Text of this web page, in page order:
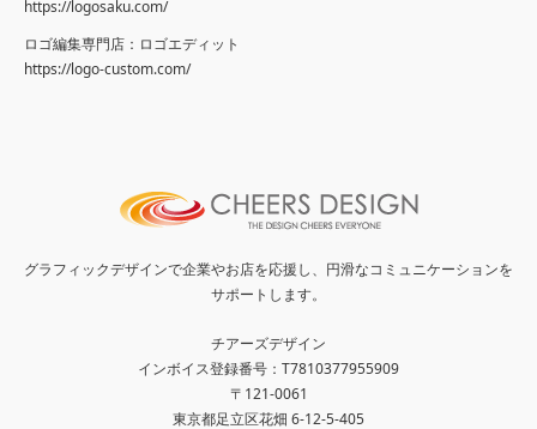
https://logosaku.com/
ロゴ編集専門店：ロゴエディット
https://logo-custom.com/
グラフィックデザインで企業やお店を応援し、円滑なコミュニケーションを
サポートします。
チアーズデザイン
インボイス登録番号：T7810377955909
〒121-0061
東京都足立区花畑 6-12-5-405